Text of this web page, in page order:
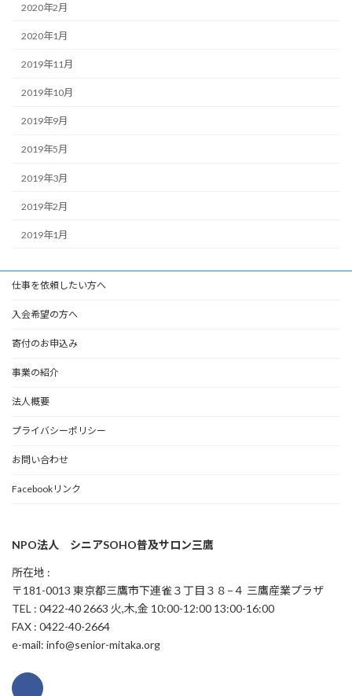
2020年2月
2020年1月
2019年11月
2019年10月
2019年9月
2019年5月
2019年3月
2019年2月
2019年1月
仕事を依頼したい方へ
入会希望の方へ
寄付のお申込み
事業の紹介
法人概要
プライバシーポリシー
お問い合わせ
Facebookリンク
NPO法人 シニアSOHO普及サロン三鷹
所在地 :
〒181-0013 東京都三鷹市下連雀３丁目３８−４ 三鷹産業プラザ
TEL : 0422-40 2663 火,木,金 10:00-12:00 13:00-16:00
FAX : 0422-40-2664
e-mail: info@senior-mitaka.org